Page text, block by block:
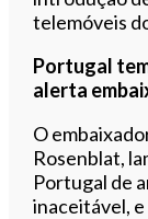
telemóveis
Portugal
alerta
O
Rosenblat,
Portugal de
inaceitável,